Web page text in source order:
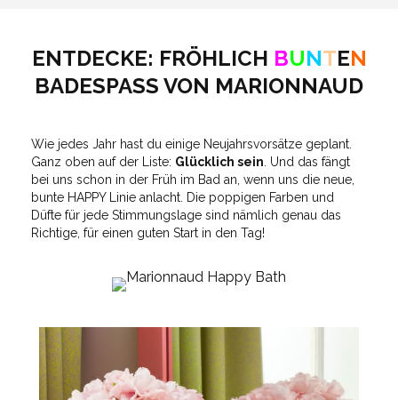
ENTDECKE: FRÖHLICH BUNTEN
BADESPASS VON MARIONNAUD
Wie jedes Jahr hast du einige Neujahrsvorsätze geplant.
Ganz oben auf der Liste: Glücklich sein . Und das fängt
bei uns schon in der Früh im Bad an, wenn uns die neue,
bunte HAPPY Linie anlacht. Die poppigen Farben und
Düfte für jede Stimmungslage sind nämlich genau das
Richtige, für einen guten Start in den Tag!